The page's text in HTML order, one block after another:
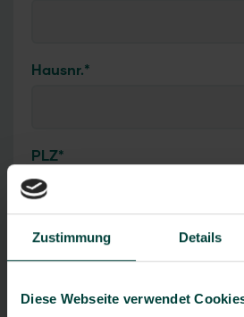
Zustimmung Details
Diese Webseite verwendet
Hausnr.*
PLZ*
Ort*